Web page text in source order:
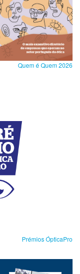
Quem é Quem 2026
Prémios ÓpticaPro